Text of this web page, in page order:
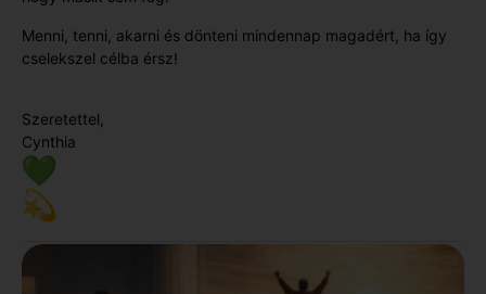
Menni, tenni, akarni és dönteni mindennap magadért, ha így
cselekszel célba érsz!
Szeretettel,
Cynthia